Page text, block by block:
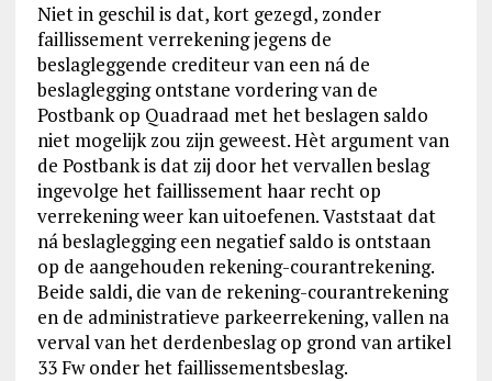
Niet in geschil is dat, kort gezegd, zonder
faillissement verrekening jegens de
beslagleggende crediteur van een ná de
beslaglegging ontstane vordering van de
Postbank op Quadraad met het beslagen saldo
niet mogelijk zou zijn geweest. Hèt argument van
de Postbank is dat zij door het vervallen beslag
ingevolge het faillissement haar recht op
verrekening weer kan uitoefenen. Vaststaat dat
ná beslaglegging een negatief saldo is ontstaan
op de aangehouden rekening-courantrekening.
Beide saldi, die van de rekening-courantrekening
en de administratieve parkeerrekening, vallen na
verval van het derdenbeslag op grond van artikel
33 Fw onder het faillissementsbeslag.